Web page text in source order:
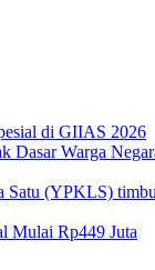
di GIIAS 2026
Dasar Warga
Satu (YPKLS)
Mulai Rp449 Juta